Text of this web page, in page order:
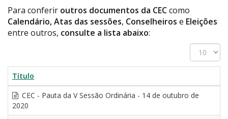
Para conferir outros documentos da CECcomo
Calendário, Atas das sessões, Conselheiros e Eleições
entre outros, consulte a lista abaixo:
Exibir
#
Título
CEC - Pauta da V Sessão Ordinária - 14 de outubro de
2020